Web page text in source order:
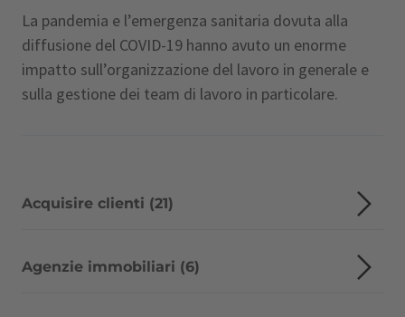
La pandemia e l’emergenza sanitaria dovuta alla
diffusione del COVID-19 hanno avuto un enorme
impatto sull’organizzazione del lavoro in generale e
sulla gestione dei team di lavoro in particolare.
Acquisire clienti (21)
Agenzie immobiliari (6)